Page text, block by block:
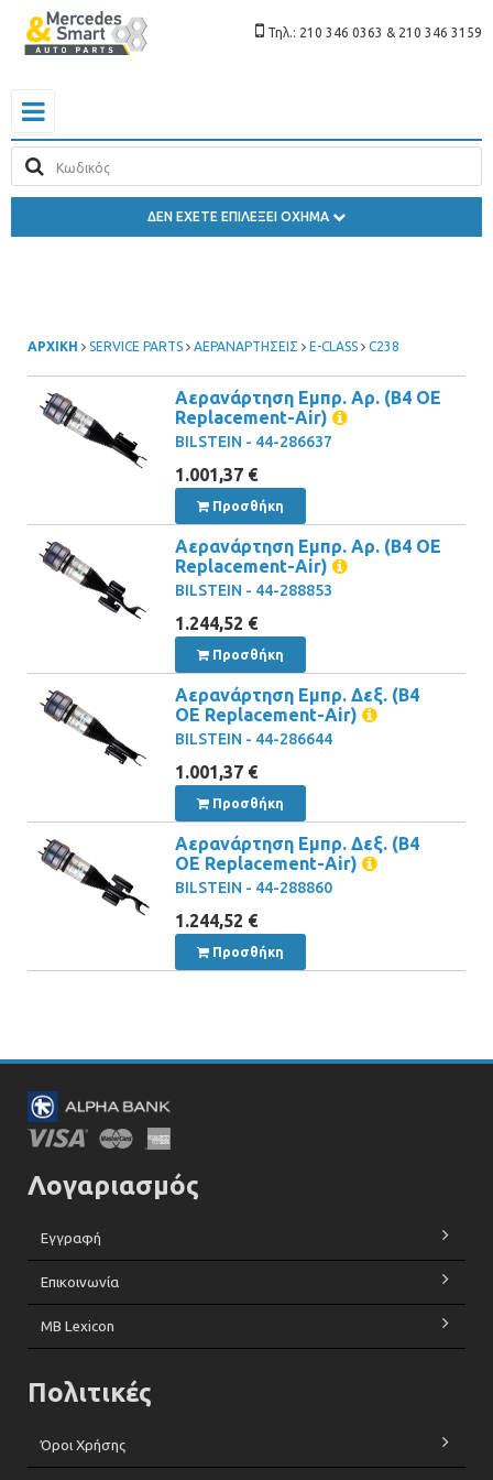
Τηλ.: 210 346 0363 & 210 346 3159
ΔΕΝ ΕΧΕΤΕ ΕΠΙΛΕΞΕΙ ΟΧΗΜΑ
ΑΡΧΙΚΗ SERVICE PARTS ΑΕΡΑΝΑΡΤΗΣΕΙΣ E-CLASS C238
Αερανάρτηση Εμπρ. Αρ. (B4 OE
Replacement-Air)
BILSTEIN - 44-286637
1.001,37 €
Προσθήκη
Αερανάρτηση Εμπρ. Αρ. (B4 OE
Replacement-Air)
BILSTEIN - 44-288853
1.244,52 €
Προσθήκη
Αερανάρτηση Εμπρ. Δεξ. (B4
OE Replacement-Air)
BILSTEIN - 44-286644
1.001,37 €
Προσθήκη
Αερανάρτηση Εμπρ. Δεξ. (B4
OE Replacement-Air)
BILSTEIN - 44-288860
1.244,52 €
Προσθήκη
Λογαριασμός
Εγγραφή
Επικοινωνία
MB Lexicon
Πολιτικές
Όροι Χρήσης